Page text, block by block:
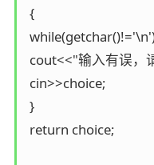
{
cout<<"输入有误，
cin>>choice;
}
return choice;